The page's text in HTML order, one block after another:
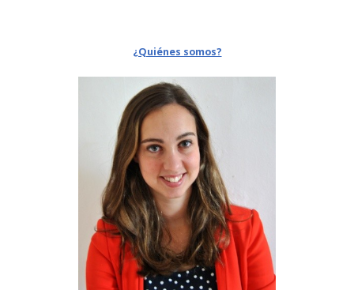
¿Quiénes somos?